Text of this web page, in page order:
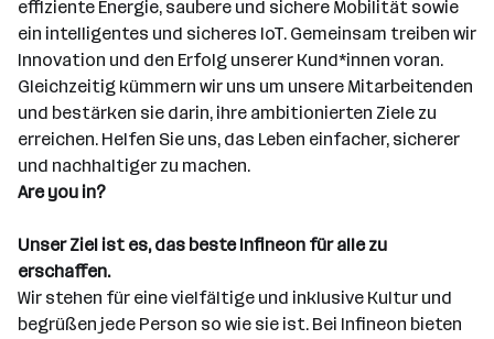
effiziente Energie, saubere und sichere Mobilität sowie
ein intelligentes und sicheres IoT. Gemeinsam treiben wir
Innovation und den Erfolg unserer Kund*innen voran.
Gleichzeitig kümmern wir uns um unsere Mitarbeitenden
und bestärken sie darin, ihre ambitionierten Ziele zu
erreichen. Helfen Sie uns, das Leben einfacher, sicherer
und nachhaltiger zu machen.
Are you in?
Unser Ziel ist es, das beste Infineon für alle zu
erschaffen.
Wir stehen für eine vielfältige und inklusive Kultur und
begrüßen jede Person so wie sie ist. Bei Infineon bieten